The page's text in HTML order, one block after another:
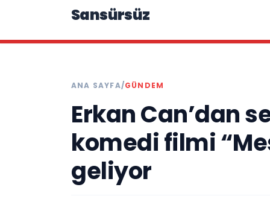
Sansürsüz
ANA SAYFA/GÜNDEM
Erkan Can’dan
komedi filmi
geliyor